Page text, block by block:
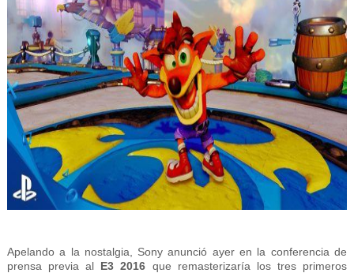
Apelando a la nostalgia, Sony anunció ayer en la conferencia de
prensa previa al E3 2016 que remasterizaría los tres primeros